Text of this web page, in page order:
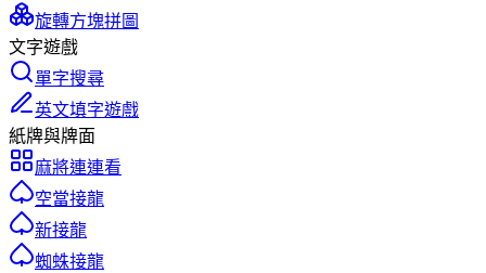
旋轉方塊拼圖
文字遊戲
單字搜尋
英文填字遊戲
紙牌與牌面
麻將連連看
空當接龍
新接龍
蜘蛛接龍